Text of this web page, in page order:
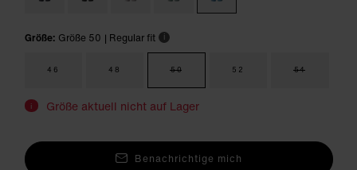
Größe: Größe 50 | Regular fit i
46 48 50 52 54
i Größe aktuell nicht auf Lager
Benachrichtige mich